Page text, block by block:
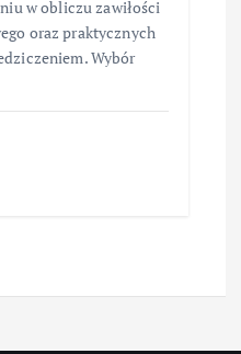
w obliczu zawiłości
oraz praktycznych
Wybór